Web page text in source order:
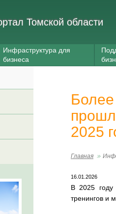
Томской области
Инфраструктура для
бизнеса
2025
Главная
16.01.2026
В 2025 году
тренингов и